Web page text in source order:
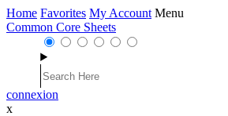
Home Favorites My Account Menu
Common Core Sheets
connexion
x